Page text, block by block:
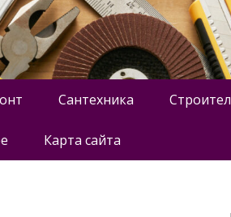
Сантехника
Карта сайта